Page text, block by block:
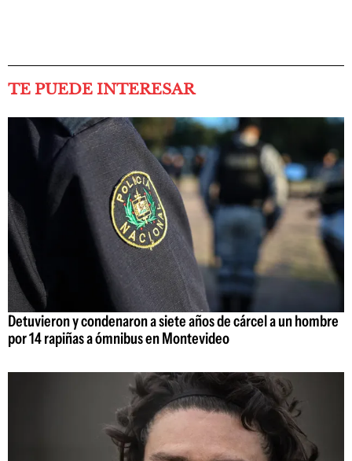
TE PUEDE INTERESAR
Detuvieron y condenaron a siete años de cárcel a un hombre
por 14 rapiñas a ómnibus en Montevideo